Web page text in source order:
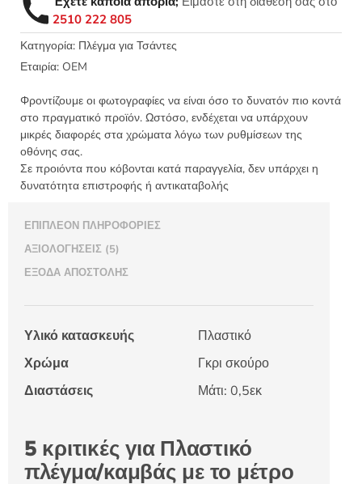
2510 222 805
Κατηγορία: Πλέγμα για Τσάντες
Εταιρία: OEM
Φροντίζουμε οι φωτογραφίες να είναι όσο το δυνατόν πιο κοντά
στο πραγματικό προϊόν. Ωστόσο, ενδέχεται να υπάρχουν
μικρές διαφορές στα χρώματα λόγω των ρυθμίσεων της
οθόνης σας.
Σε προιόντα που κόβονται κατά παραγγελία, δεν υπάρχει η
δυνατότητα επιστροφής ή αντικαταβολής
ΕΠΙΠΛΈΟΝ ΠΛΗΡΟΦΟΡΊΕΣ
ΑΞΙΟΛΟΓΉΣΕΙΣ (5)
ΈΞΟΔΑ ΑΠΟΣΤΟΛΉΣ
Υλικό κατασκευής
Πλαστικό
Χρώμα
Γκρι σκούρο
Διαστάσεις
Μάτι: 0,5εκ
5 κριτικές για Πλαστικό
πλέγμα/καμβάς με το μέτρο